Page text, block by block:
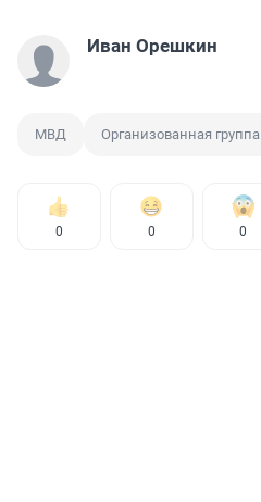
Иван Орешкин
МВД Организованная группа
0 0 0